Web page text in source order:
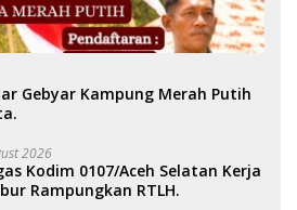
Gebyar Kampung Merah Putih
2026
Kodim 0107/Aceh Selatan Kerja
Rampungkan RTLH.